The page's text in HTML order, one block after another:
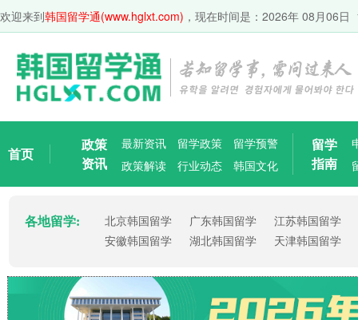
欢迎来到韩国留学通(www.hglxt.com) ，现在时间是： 2026年 08月06日
首页
政策
资讯
最新资讯 留学政策
留学预警
政策解读
行业动态 韩国文化
留学
指南
各地留学: 北京韩国留学 广东韩国留学
江苏韩国留学
安徽韩国留学
湖北韩国留学 天津韩国留学